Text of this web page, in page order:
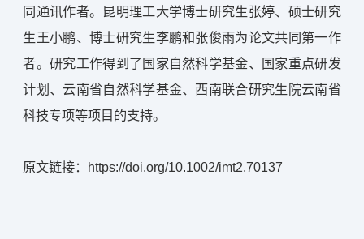
同通讯作者。昆明理工大学博士研究生张婷、硕士研究
生王小鹏、博士研究生李鹏和张俊雨为论文共同第一作
者。研究工作得到了国家自然科学基金、国家重点研发
计划、云南省自然科学基金、西南联合研究生院云南省
科技专项等项目的支持。
原文链接：https://doi.org/10.1002/imt2.70137